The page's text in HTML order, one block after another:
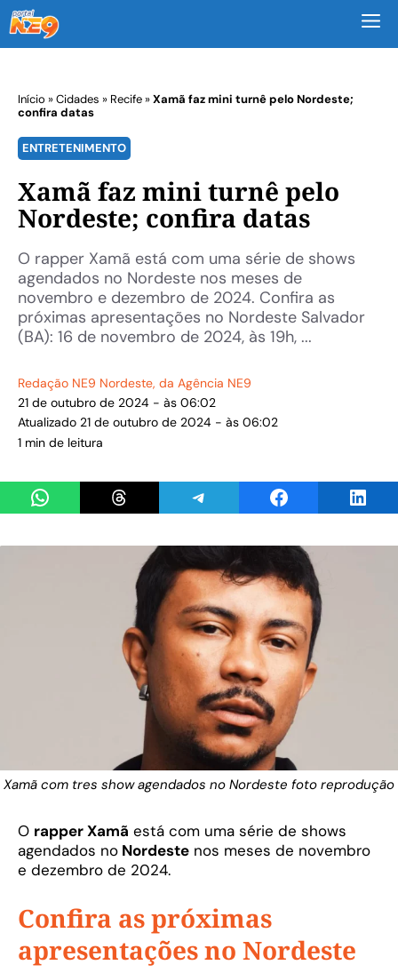
Início »Cidades » Recife»Xamã faz mini turnê pelo Nordeste;
confira datas
ENTRETENIMENTO
Xamã faz mini turnê pelo
Nordeste; confira datas
O rapper Xamã está com uma série de shows
agendados no Nordeste nos meses de
novembro e dezembro de 2024. Confira as
próximas apresentações no Nordeste Salvador
(BA): 16 de novembro de 2024, às 19h, ...
Redação NE9 Nordeste, da Agência NE9
21 de outubro de 2024 - às 06:02
Atualizado 21 de outubro de 2024 - às 06:02
1 min de leitura
Share on WhatsAppShare on ThreadsShare on TelegramShare on Facebook
Xamã com tres show agendados no Nordeste foto reprodução
O rapper Xamã está com uma série de shows
agendados no Nordeste nos meses de novembro
e dezembro de 2024.
Confira as próximas
apresentações no Nordeste